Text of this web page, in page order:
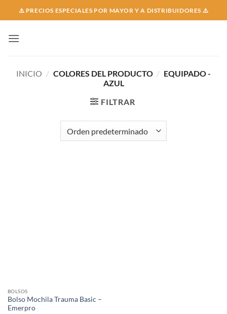
to
⚠️ PRECIOS ESPECIALES POR MAYOR Y A DISTRIBUIDORES ⚠️
INICIO / COLORES DEL PRODUCTO / EQUIPADO -
AZUL
FILTRAR
BOLSOS
Bolso Mochila Trauma Basic –
Emerpro